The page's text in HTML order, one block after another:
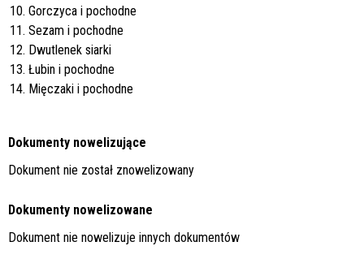
10. Gorczyca i pochodne
11. Sezam i pochodne
12. Dwutlenek siarki
13. Łubin i pochodne
14. Mięczaki i pochodne
Dokumenty nowelizujące
Dokument nie został znowelizowany
Dokumenty nowelizowane
Dokument nie nowelizuje innych dokumentów